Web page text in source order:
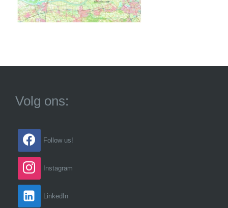
Volg ons:
Follow us!
Instagram
LinkedIn